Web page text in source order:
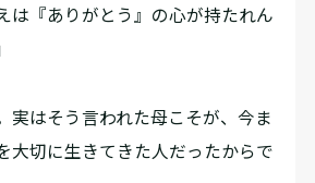
は『ありがとう』の心が持たれん
はそう言われた母こそが、今ま
大切に生きてきた人だったからで